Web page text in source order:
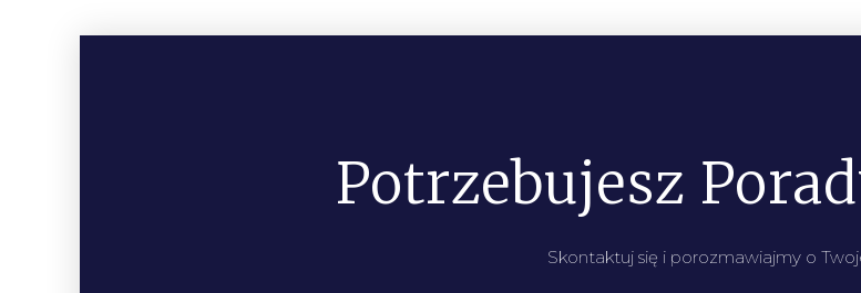
Potrzebujesz
Skontaktuj się i porozmawiajmy o